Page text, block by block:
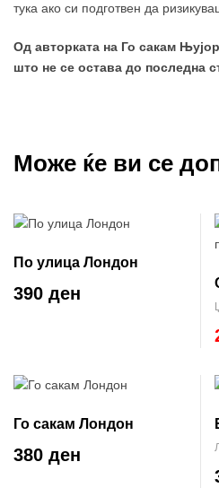
тука ако си подготвен да
Од авторката на Го сакам
што не се остава до последна
Може ќе ви се
По улица Лондон
390 ден
Го сакам Лондон
380 ден